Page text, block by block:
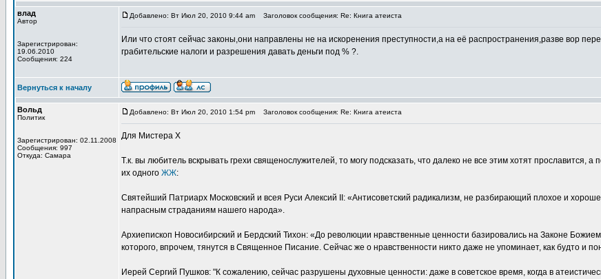
влад
Автор
Зарегистрирован:
19.06.2010
Сообщения: 224
Добавлено: Вт Июл 20, 2010 9:44 am Заголовок сообщения: Re: Книга атеиста
Или что стоят сейчас законы,они направлены не на искоренения преступности,а на её распространения,разве вор
грабительские налоги и разрешения давать деньги под % ?.
Вернуться к началу
Вольд
Политик
Зарегистрирован: 02.11.2008
Сообщения: 997
Откуда: Самара
Добавлено: Вт Июл 20, 2010 1:54 pm Заголовок сообщения: Re: Книга атеиста
Для Мистера Х
Т.к. вы любитель вскрывать грехи священослужителей, то могу подсказать, что далеко не все этим хотят прославится,
их одного ЖЖ:
Святейший Патриарх Московский и всея Руси Алексий II: «Антисоветский радикализм, не разбирающий плохое и
напрасным страданиям нашего народа».
Архиепископ Новосибирский и Бердский Тихон: «До революции нравственные ценности базировались на Законе
которого, впрочем, тянутся в Священное Писание. Сейчас же о нравственности никто даже не упоминает, как будто и
Иерей Сергий Пушков: "К сожалению, сейчас разрушены духовные ценности: даже в советское время, когда в